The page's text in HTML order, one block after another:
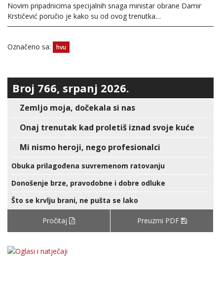
Novim pripadnicima specijalnih snaga ministar obrane Damir
Krstičević poručio je kako su od ovog trenutka…
Označeno sa: hvu
Broj 766, srpanj 2026.
Zemljo moja, dočekala si nas
Onaj trenutak kad proletiš iznad svoje kuće
Mi nismo heroji, nego profesionalci
Obuka prilagođena suvremenom ratovanju
Donošenje brze, pravodobne i dobre odluke
Što se krvlju brani, ne pušta se lako
Pročitaj Preuzmi PDF